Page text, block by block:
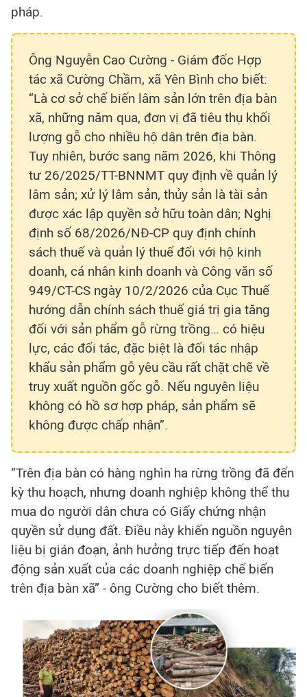
pháp.
Ông Nguyễn Cao Cường - Giám đốc Hợp
tác xã Cường Chầm, xã Yên Bình cho biết:
“Là cơ sở chế biến lâm sản lớn trên địa bàn
xã, những năm qua, đơn vị đã tiêu thụ khối
lượng gỗ cho nhiều hộ dân trên địa bàn.
Tuy nhiên, bước sang năm 2026, khi Thông
tư 26/2025/TT-BNNMT quy định về quản lý
lâm sản; xử lý lâm sản, thủy sản là tài sản
được xác lập quyền sở hữu toàn dân; Nghị
định số 68/2026/NĐ-CP quy định chính
sách thuế và quản lý thuế đối với hộ kinh
doanh, cá nhân kinh doanh và Công văn số
949/CT-CS ngày 10/2/2026 của Cục Thuế
hướng dẫn chính sách thuế giá trị gia tăng
đối với sản phẩm gỗ rừng trồng… có hiệu
lực, các đối tác, đặc biệt là đối tác nhập
khẩu sản phẩm gỗ yêu cầu rất chặt chẽ về
truy xuất nguồn gốc gỗ. Nếu nguyên liệu
không có hồ sơ hợp pháp, sản phẩm sẽ
không được chấp nhận”.
“Trên địa bàn có hàng nghìn ha rừng trồng đã đến
kỳ thu hoạch, nhưng doanh nghiệp không thể thu
mua do người dân chưa có Giấy chứng nhận
quyền sử dụng đất. Điều này khiến nguồn nguyên
liệu bị gián đoạn, ảnh hưởng trực tiếp đến hoạt
động sản xuất của các doanh nghiệp chế biến
trên địa bàn xã” - ông Cường cho biết thêm.